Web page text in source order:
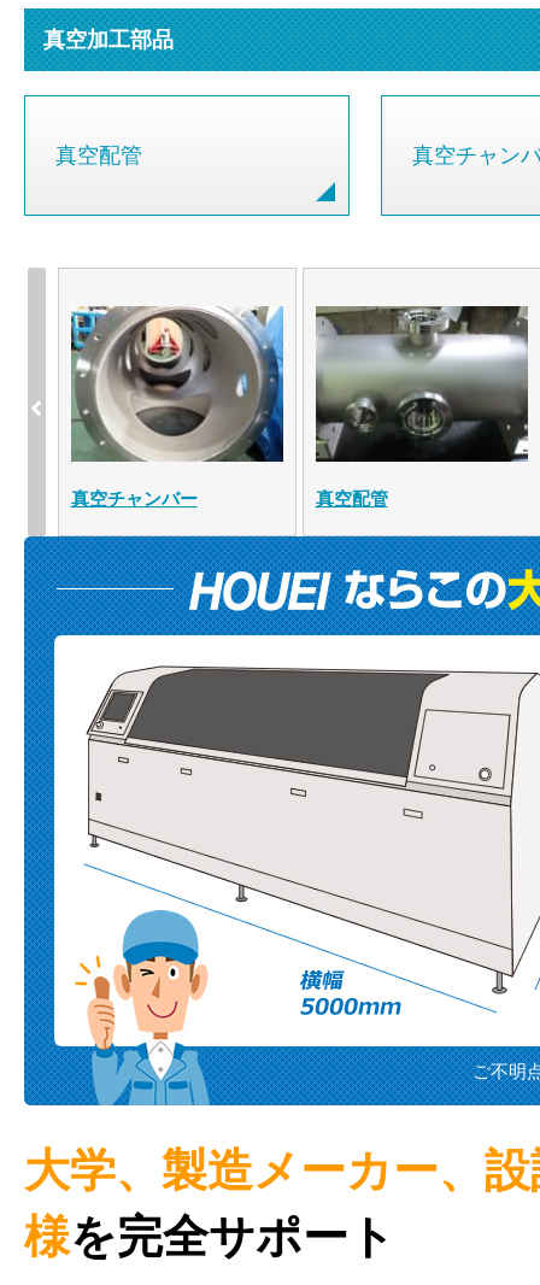
真空加工部品
真空配管 真空チャン
真空チャンバー 真空チャンバー
ご不明
大学、製造メーカー、
様を完全サポート